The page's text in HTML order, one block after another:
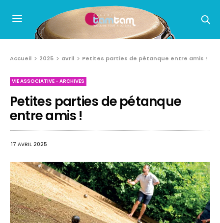
Accueil 2025 avril Petites parties de pétanque entre amis !
VIE ASSOCIATIVE - ARCHIVES
Petites parties de pétanque
entre amis !
17 AVRIL 2025